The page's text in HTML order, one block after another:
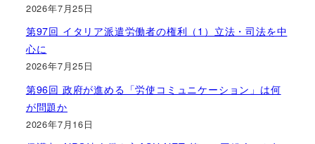
2026年7月25日
第97回 イタリア派遣労働者の権利（1）立法・司法を中
心に
2026年7月25日
第96回 政府が進める「労使コミュニケーション」は何
が問題か
2026年7月16日